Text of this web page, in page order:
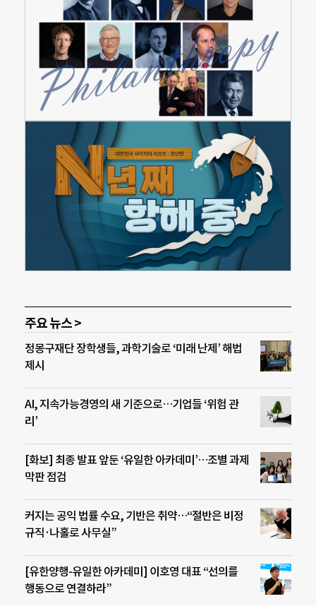
주요 뉴스 >
정몽구재단 장학생들, 과학기술로 ‘미래 난제’ 해법
제시
AI, 지속가능경영의 새 기준으로…기업들 ‘위험 관
리’
[화보] 최종 발표 앞둔 ‘유일한 아카데미’…조별 과제
막판 점검
커지는 공익 법률 수요, 기반은 취약…“절반은 비정
규직·나홀로 사무실”
[유한양행-유일한 아카데미] 이호영 대표 “선의를
행동으로 연결하라”